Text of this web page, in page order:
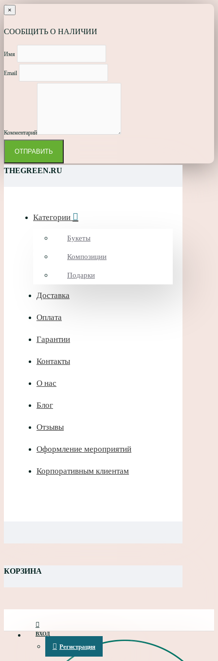
×
СООБЩИТЬ О НАЛИЧИИ
Имя
Email
Комментарий
ОТПРАВИТЬ
THEGREEN.RU
Категории
Букеты
Композиции
Подарки
Доставка
Оплата
Гарантии
Контакты
О нас
Блог
Отзывы
Оформление мероприятий
Корпоративным клиентам
КОРЗИНА
ВХОД
Регистрация